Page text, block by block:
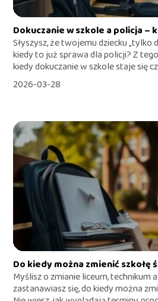
Dokuczanie w szkole a policja –
Słyszysz, że twojemu dziecku „tylko
kiedy to już sprawa dla policji? Z
kiedy dokuczanie w szkole staje się
2026-03-28
Do kiedy można zmienić szkołę
Myślisz o zmianie liceum, technikum
zastanawiasz się, do kiedy można